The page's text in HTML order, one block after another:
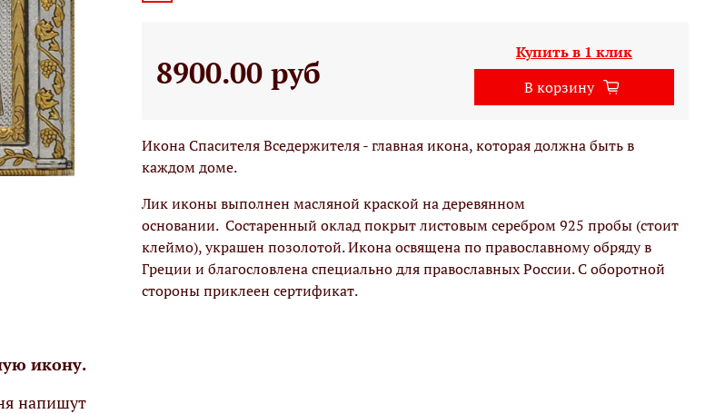
8900.00 руб
Купить в 1 клик
В корзину
Икона Спасителя Вседержителя - главная икона, которая должна быть в
каждом доме.
Лик иконы выполнен масляной краской на деревянном
основании. Состаренный оклад покрыт листовым серебром 925 пробы (стоит
клеймо), украшен позолотой. Икона освящена по православному обряду в
Греции и благословлена специально для православных России. С оборотной
стороны приклеен сертификат.
икону.
напишут